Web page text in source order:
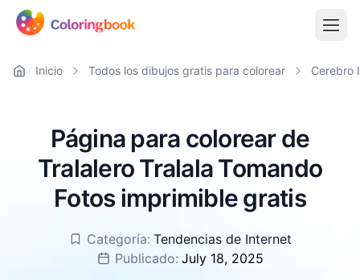
Inicio Todos los dibujos gratis para colorear Cerebro
Página para colorear de
Tralalero Tralala Tomando
Fotos imprimible gratis
Categoría: Tendencias de Internet
Publicado: July 18, 2025